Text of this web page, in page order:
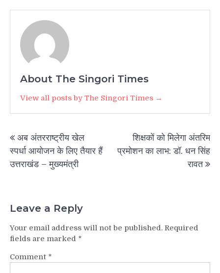
About The Singori Times
View all posts by The Singori Times →
navigation
अब अंतरराष्ट्रीय खेल
स्पर्धा आयोजन के लिए तैयार हैं
उत्तराखंड – मुख्यमंत्री
शिक्षकों को मिलेगा अंतरिम
प्रमोशन का लाभ: डॉ. धन सिंह
रावत
Leave a Reply
Your email address will not be published. Required
fields are marked *
Comment *